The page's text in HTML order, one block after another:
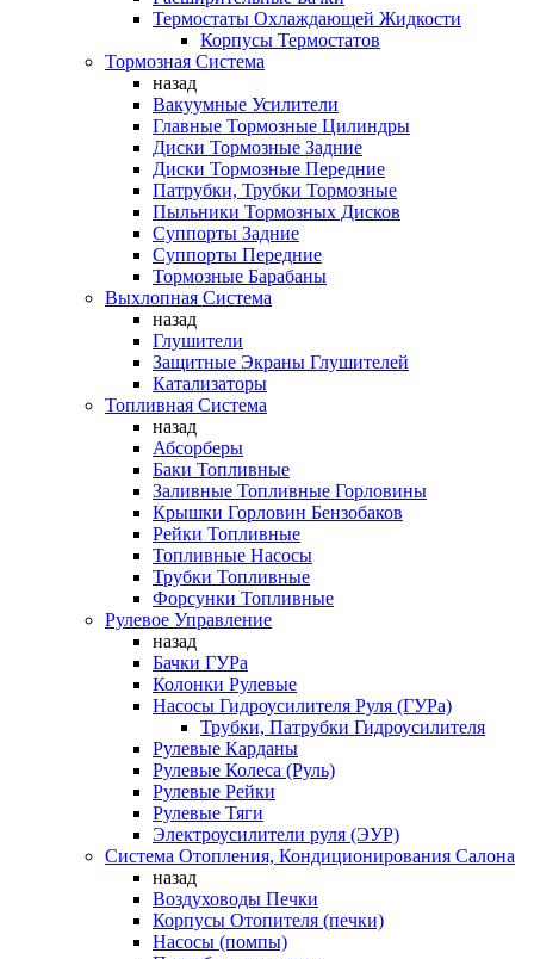
Термостаты Охлаждающей Жидкости
Корпусы Термостатов
Тормозная Система
назад
Вакуумные Усилители
Главные Тормозные Цилиндры
Диски Тормозные Задние
Диски Тормозные Передние
Патрубки, Трубки Тормозные
Пыльники Тормозных Дисков
Суппорты Задние
Суппорты Передние
Тормозные Барабаны
Выхлопная Система
назад
Глушители
Защитные Экраны Глушителей
Катализаторы
Топливная Система
назад
Абсорберы
Баки Топливные
Заливные Топливные Горловины
Крышки Горловин Бензобаков
Рейки Топливные
Топливные Насосы
Трубки Топливные
Форсунки Топливные
Рулевое Управление
назад
Бачки ГУРа
Колонки Рулевые
Насосы Гидроусилителя Руля (ГУРа)
Трубки, Патрубки Гидроусилителя
Рулевые Карданы
Рулевые Колеса (Руль)
Рулевые Рейки
Рулевые Тяги
Электроусилители руля (ЭУР)
Система Отопления, Кондиционирования Салона
назад
Воздуховоды Печки
Корпусы Отопителя (печки)
Насосы (помпы)